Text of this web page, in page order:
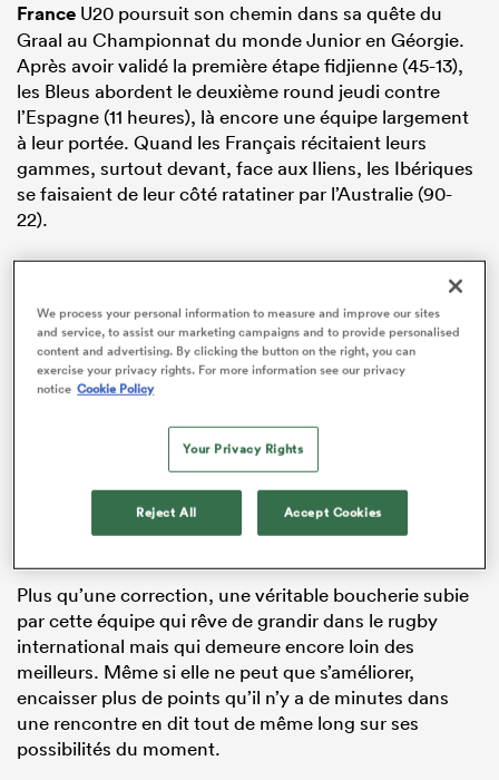
France U20 poursuit son chemin dans sa quête du
Graal au Championnat du monde Junior en Géorgie.
Après avoir validé la première étape fidjienne (45-13),
les Bleus abordent le deuxième round jeudi contre
l’Espagne (11 heures), là encore une équipe largement
à leur portée. Quand les Français récitaient leurs
gammes, surtout devant, face aux Iliens, les Ibériques
se faisaient de leur côté ratatiner par l’Australie (90-
22).
Plus qu’une correction, une véritable boucherie subie
par cette équipe qui rêve de grandir dans le rugby
international mais qui demeure encore loin des
meilleurs. Même si elle ne peut que s’améliorer,
encaisser plus de points qu’il n’y a de minutes dans
une rencontre en dit tout de même long sur ses
possibilités du moment.
We process your personal information to measure and improve our sites
and service, to assist our marketing campaigns and to provide personalised
content and advertising. By clicking the button on the right, you can
exercise your privacy rights. For more information see our privacy
notice Cookie Policy
Your Privacy Rights
Reject All Accept Cookies